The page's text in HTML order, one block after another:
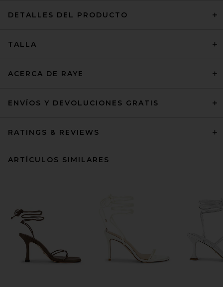
DETALLES DEL PRODUCTO
TALLA
ACERCA DE RAYE
ENVÍOS Y DEVOLUCIONES GRATIS
RATINGS & REVIEWS
ARTÍCULOS SIMILARES